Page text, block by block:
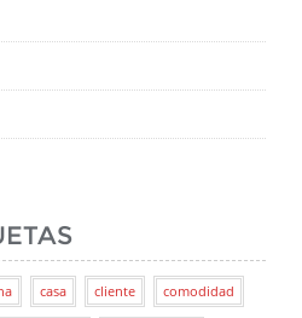
casa cliente comodidad